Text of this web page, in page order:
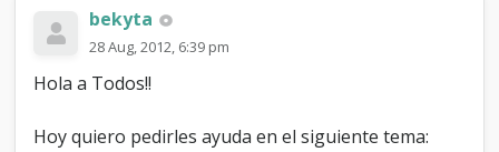
l
bekyta
28 Aug, 2012, 6:39 pm
Hola a Todos!!
Hoy quiero pedirles ayuda en el siguiente tema: